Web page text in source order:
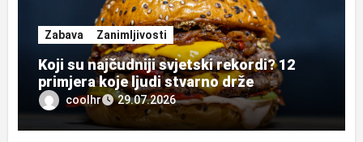
Zabava Zanimljivosti
Koji su najčudniji svjetski rekordi? 12
primjera koje ljudi stvarno drže
coolhr 29.07.2026